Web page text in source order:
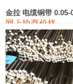
铸造铝合金锭(A380）
铝合金ADC12
铸造铝合金锭(ZL102)
金拉 电缆铜带 0.05-
网上协商价格